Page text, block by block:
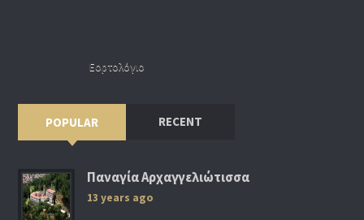
Εορτολόγιο
POPULAR RECENT
Παναγία Αρχαγγελιώτισσα
13 years ago